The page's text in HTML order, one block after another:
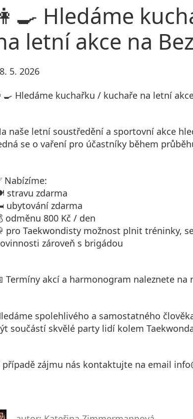
👩‍🍳 Hledáme
letní akce na
5. 2026
Hledáme kuchařku / kuchaře na letní
naše letní soustředění a sportovní akce
se o vaření pro účastníky během
Nabízíme:
stravu zdarma
ubytování zdarma
odměnu 800 Kč / den
pro Taekwondisty možnost plnit tréninky,
zároveň s brigádou
Termíny akcí a harmonogram naleznete na
spolehlivého a samostatného
součástí skvělé party lidí kolem
případě zájmu nás kontaktujte na email